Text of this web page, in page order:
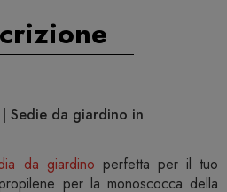
| Sedie da giardino in
da giardino perfetta per il tuo
per la monoscocca della